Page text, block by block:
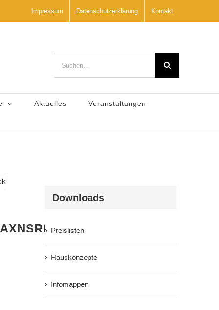
Impressum Datenschutzerklärung Kontakt
nach:
Aktuelles Veranstaltungen
Downloads
Preislisten
Hauskonzepte
Infomappen